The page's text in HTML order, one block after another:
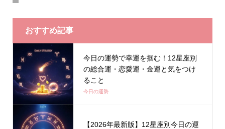
おすすめ記事
今日の運勢で幸運を掴む！12星座別
の総合運・恋愛運・金運と気をつけ
ること
今日の運勢
【2026年最新版】12星座別今日の運